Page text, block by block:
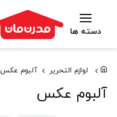
دسته ها
لوازم التحریر آلبوم عکس
آلبوم عکس